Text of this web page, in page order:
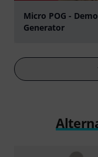
Micro POG -
Generator